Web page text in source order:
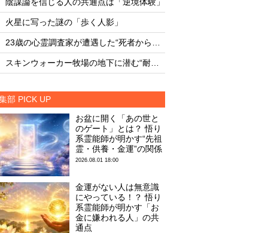
・
火星に写った謎の「歩く人影」
・
・
部 PICK UP
お盆に開く「あの世と
のゲート」とは？ 悟り
系霊能師が明かす“先祖
霊・供養・金運”の関係
2026.08.01 18:00
金運がない人は無意識
にやっている！？ 悟り
系霊能師が明かす「お
金に嫌われる人」の共
通点